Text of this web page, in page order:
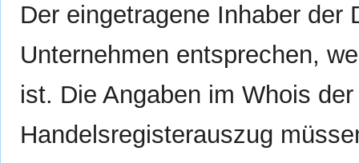
Der eingetragene Inhaber der
Unternehmen entsprechen,
ist. Die Angaben im Whois
Handelsregisterauszug